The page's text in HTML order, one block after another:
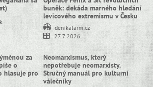
buněk: dekáda marného hledání
levicového extremismu v Česku
denikalarm.cz
27.7.2026
za
o
hlasuje pro
Neomarxismus, který
nepotřebuje neomarxisty.
Stručný manuál pro kulturní
válečníky